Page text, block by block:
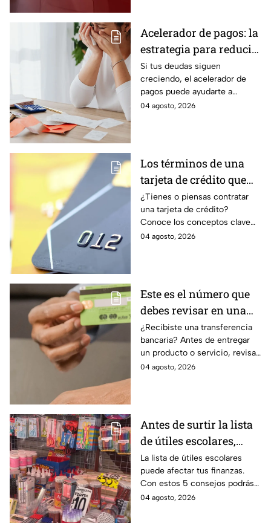
Acelerador de pagos: la
estrategia para reducir
tus deudas más rápido
y recuperar el control
de tus finanzas
Si tus deudas siguen
creciendo, el acelerador de
pagos puede ayudarte a
ordenar tus finanzas, priorizar
04 agosto, 2026
Los términos de una
tarjeta de crédito que
debes entender para
evitar deudas
¿Tienes o piensas contratar
una tarjeta de crédito?
Conoce los conceptos clave
como CAT, fecha de corte,
04 agosto, 2026
Este es el número que
debes revisar en una
transferencia bancaria
para evitar fraudes
¿Recibiste una transferencia
bancaria? Antes de entregar
un producto o servicio, revisa
este número clave para
04 agosto, 2026
Antes de surtir la lista
de útiles escolares,
sigue estos 5 consejos
que pueden ahorrar
miles de pesos
La lista de útiles escolares
puede afectar tus finanzas.
Con estos 5 consejos podrás
organizar tus compras, ahorrar
04 agosto, 2026